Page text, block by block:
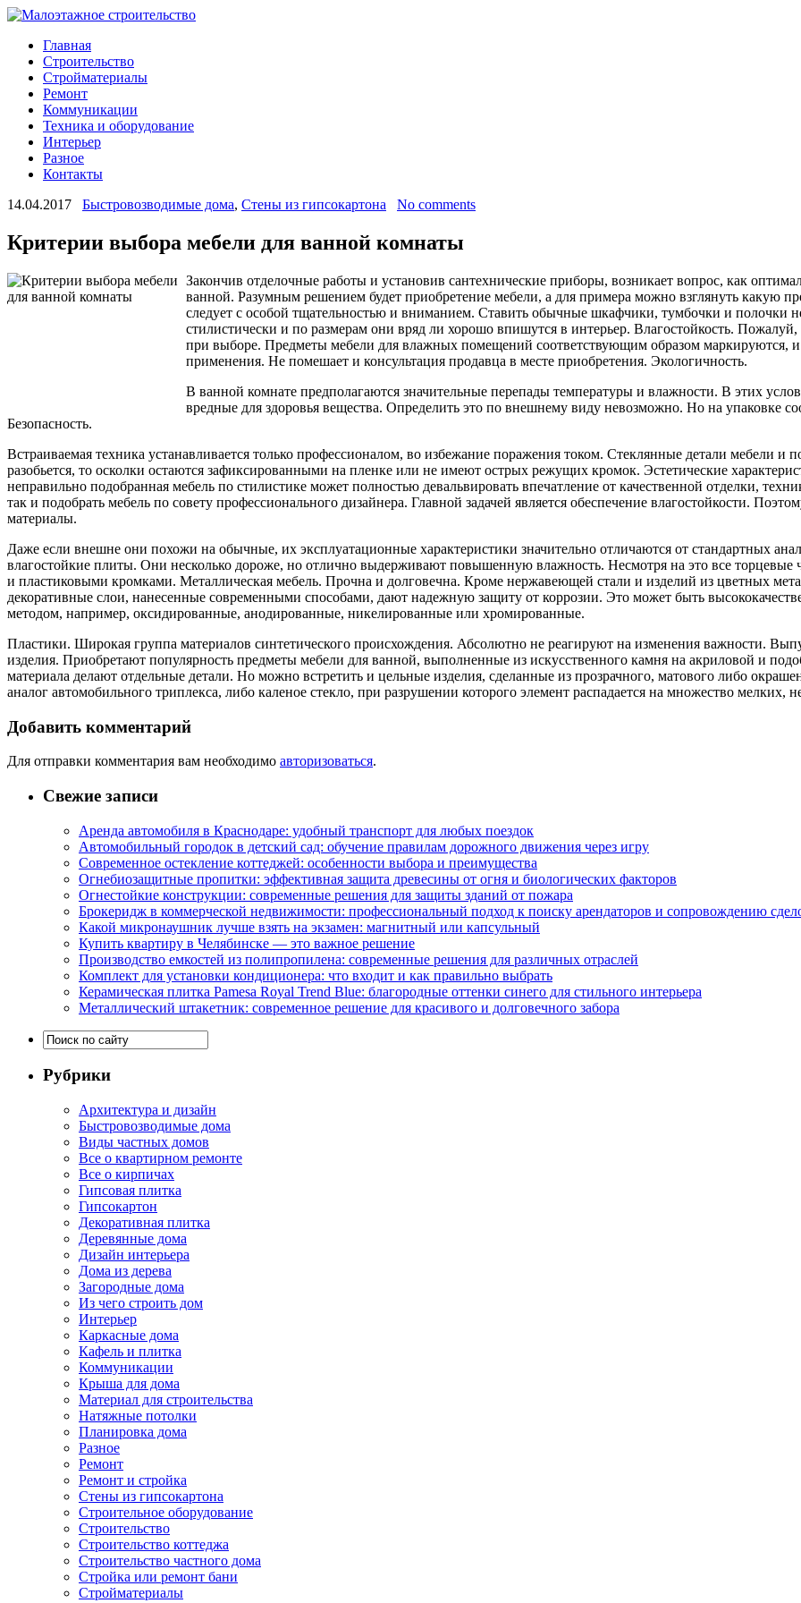
Главная
Строительство
Стройматериалы
Ремонт
Коммуникации
Техника и оборудование
Интерьер
Разное
Контакты
14.04.2017
Быстровозводимые дома, Стены из гипсокартона No comments
Критерии выбора мебели для ванной комнаты
Закончив отделочные работы и установив сантехнические приборы, возникает вопрос, как
ванной. Разумным решением будет приобретение мебели, а для примера можно взглянуть какую
следует с особой тщательностью и вниманием. Ставить обычные шкафчики, тумбочки и полочки
стилистически и по размерам они вряд ли хорошо впишутся в интерьер. Влагостойкость.
при выборе. Предметы мебели для влажных помещений соответствующим образом маркируются, и
применения. Не помешает и консультация продавца в месте приобретения. Экологичность.
В ванной комнате предполагаются значительные перепады температуры и влажности. В этих
вредные для здоровья вещества. Определить это по внешнему виду невозможно. Но на упаковке
Безопасность.
Встраиваемая техника устанавливается только профессионалом, во избежание поражения током. Стеклянные детали мебели
разобьется, то осколки остаются зафиксированными на пленке или не имеют острых режущих кромок. Эстетические
неправильно подобранная мебель по стилистике может полностью девальвировать впечатление от качественной отделки,
так и подобрать мебель по совету профессионального дизайнера. Главной задачей является обеспечение влагостойкости.
материалы.
Даже если внешне они похожи на обычные, их эксплуатационные характеристики значительно отличаются от стандартных
влагостойкие плиты. Они несколько дороже, но отлично выдерживают повышенную влажность. Несмотря на это все
и пластиковыми кромками. Металлическая мебель. Прочна и долговечна. Кроме нержавеющей стали и изделий из цветных
декоративные слои, нанесенные современными способами, дают надежную защиту от коррозии. Это может быть
методом, например, оксидированные, анодированные, никелированные или хромированные.
Пластики. Широкая группа материалов синтетического происхождения. Абсолютно не реагируют на изменения важности.
изделия. Приобретают популярность предметы мебели для ванной, выполненные из искусственного камня на акриловой и
материала делают отдельные детали. Но можно встретить и цельные изделия, сделанные из прозрачного, матового либо
аналог автомобильного триплекса, либо каленое стекло, при разрушении которого элемент распадается на множество мелких,
Добавить комментарий
Для отправки комментария вам необходимо авторизоваться.
Свежие записи
Аренда автомобиля в Краснодаре: удобный транспорт для любых поездок
Автомобильный городок в детский сад: обучение правилам дорожного движения через игру
Современное остекление коттеджей: особенности выбора и преимущества
Огнебиозащитные пропитки: эффективная защита древесины от огня и биологических факторов
Огнестойкие конструкции: современные решения для защиты зданий от пожара
Брокеридж в коммерческой недвижимости: профессиональный подход к поиску арендаторов и сопровождению
Какой микронаушник лучше взять на экзамен: магнитный или капсульный
Купить квартиру в Челябинске — это важное решение
Производство емкостей из полипропилена: современные решения для различных отраслей
Комплект для установки кондиционера: что входит и как правильно выбрать
Керамическая плитка Pamesa Royal Trend Blue: благородные оттенки синего для стильного интерьера
Металлический штакетник: современное решение для красивого и долговечного забора
Рубрики
Архитектура и дизайн
Быстровозводимые дома
Виды частных домов
Все о квартирном ремонте
Все о кирпичах
Гипсовая плитка
Гипсокартон
Декоративная плитка
Деревянные дома
Дизайн интерьера
Дома из дерева
Загородные дома
Из чего строить дом
Интерьер
Каркасные дома
Кафель и плитка
Коммуникации
Крыша для дома
Материал для строительства
Натяжные потолки
Планировка дома
Разное
Ремонт
Ремонт и стройка
Стены из гипсокартона
Строительное оборудование
Строительство
Строительство коттеджа
Строительство частного дома
Стройка или ремонт бани
Стройматериалы